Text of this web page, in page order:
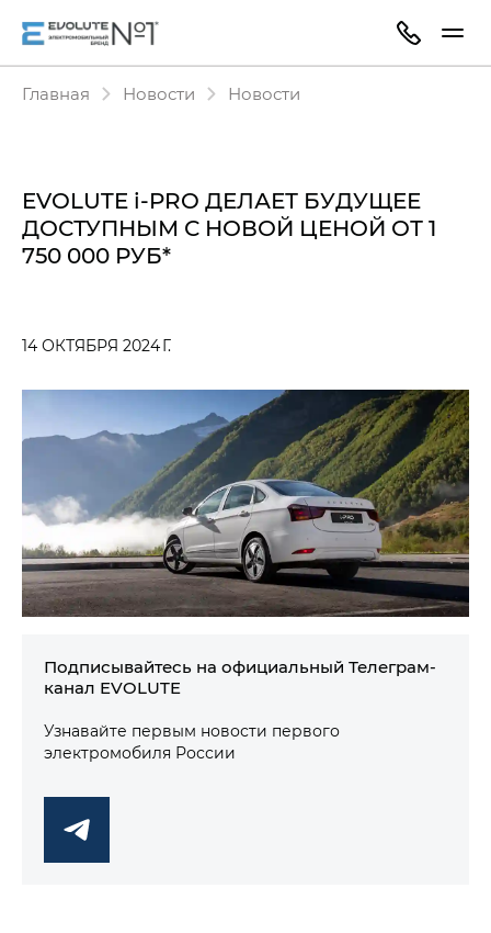
Главная Новости Новости
EVOLUTE i-PRO ДЕЛАЕТ БУДУЩЕЕ
ДОСТУПНЫМ С НОВОЙ ЦЕНОЙ ОТ 1
750 000 РУБ*
14 ОКТЯБРЯ 2024 Г.
Подписывайтесь на официальный Телеграм-
канал EVOLUTE
Узнавайте первым новости первого
электромобиля России